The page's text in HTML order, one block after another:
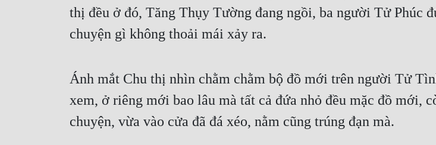
thị đều ở đó, Tăng Thụy Tường đang ngồi, ba người Tử Phúc
chuyện gì không thoải mái xảy ra.
Ánh mắt Chu thị nhìn chằm chằm bộ đồ mới trên người Tử
xem, ở riêng mới bao lâu mà tất cả đứa nhỏ đều mặc đồ mới,
chuyện, vừa vào cửa đã đá xéo, nằm cũng trúng đạn mà.